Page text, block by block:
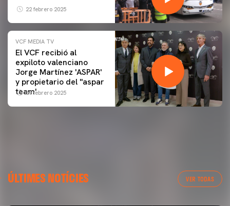
22 febrero 2025
VCF MEDIA TV
El VCF recibió al
expiloto valenciano
Jorge Martínez 'ASPAR'
y propietario del ''aspar
team'
09 febrero 2025
ÚLTIMES NOTÍCIES VER TODAS